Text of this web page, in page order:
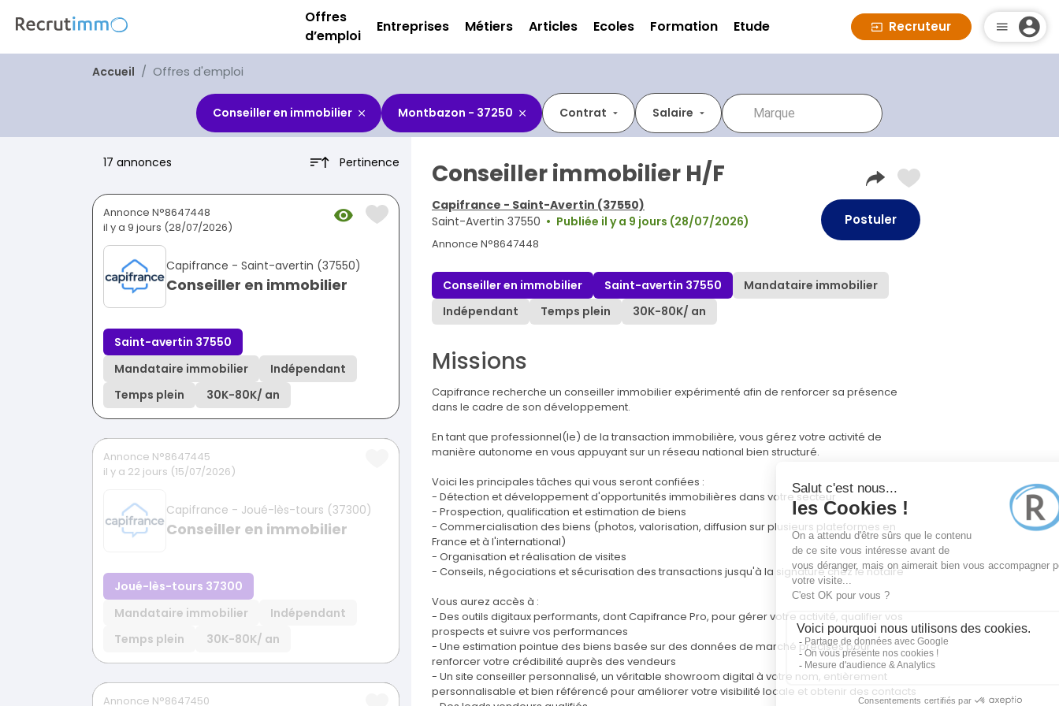
Offres
d’emploi
Entreprises Métiers Articles Ecoles Formation Etude Recruteur
Accueil Offres d'emploi
Conseiller en immobilier Montbazon - 37250 Contrat Salaire
17 annonces Pertinence
Annonce N°8647448
il y a 9 jours (28/07/2026)
Capifrance - Saint-avertin (37550)
Conseiller en immobilier
Saint-avertin 37550
Mandataire immobilier
Indépendant
Temps plein
30K-80K/ an
Annonce N°8647445
il y a 22 jours (15/07/2026)
Capifrance - Joué-lès-tours (37300)
Conseiller en immobilier
Joué-lès-tours 37300
Mandataire immobilier
Indépendant
Temps plein
30K-80K/ an
Annonce N°8647450
Conseiller immobilier H/F
Capifrance - Saint-Avertin (37550)
Saint-Avertin 37550
Publiée il y a 9 jours (28/07/2026)
Annonce N°8647448
Postuler
Conseiller en immobilier Saint-avertin 37550
Mandataire immobilier
Indépendant
Temps plein 30K-80K/ an
Missions
Capifrance recherche un conseiller immobilier expérimenté afin de renforcer sa présence
dans le cadre de son développement.
En tant que professionnel(le) de la transaction immobilière, vous gérez votre activité de
manière autonome en vous appuyant sur un réseau national bien structuré.
Voici les principales tâches qui vous seront confiées :
- Détection et développement d'opportunités immobilières dans votre secteur
- Prospection, qualification et estimation de biens
- Commercialisation des biens (photos, valorisation, diffusion sur plusieurs plateformes en
France et à l'international)
- Organisation et réalisation de visites
- Conseils, négociations et sécurisation des transactions jusqu'à la signature chez le notaire
Vous aurez accès à :
- Des outils digitaux performants, dont Capifrance Pro, pour gérer votre activité, qualifier vos
prospects et suivre vos performances
- Une estimation pointue des biens basée sur des données de marché précises pour
renforcer votre crédibilité auprès des vendeurs
- Un site conseiller personnalisé, un véritable showroom digital à votre nom, entièrement
personnalisable et bien référencé pour améliorer votre visibilité locale et obtenir des contacts